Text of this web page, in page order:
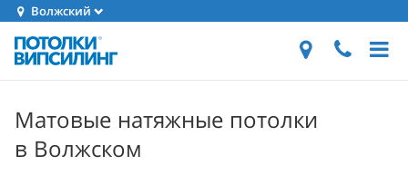
Волжский
Матовые натяжные потолки
в Волжском